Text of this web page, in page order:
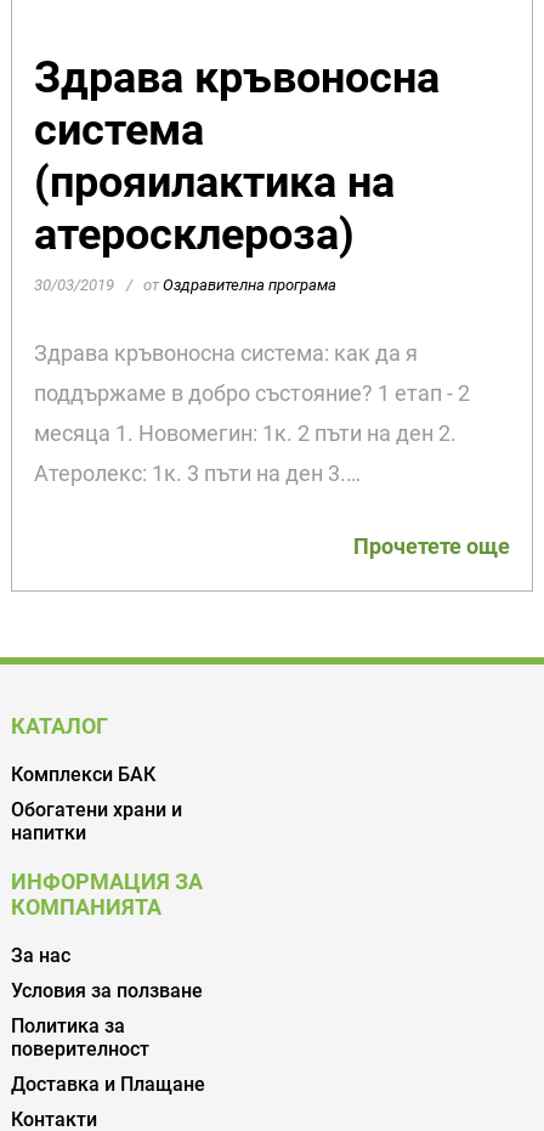
Здрава кръвоносна
система
(прояилактика на
атеросклероза)
30/03/2019 отОздравителна програма
Здрава кръвоносна система: как да я
поддържаме в добро състояние? 1 етап - 2
месяца 1. Новомегин: 1к. 2 пъти на ден 2.
Атеролекс: 1к. 3 пъти на ден 3.…
Прочетете още
КАТАЛОГ
Комплекси БАК
Обогатени храни и
напитки
ИНФОРМАЦИЯ ЗА
КОМПАНИЯТА
За нас
Условия за ползване
Политика за
поверителност
Доставка и Плащане
Контакти